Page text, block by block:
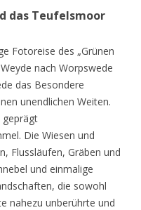
das Teufelsmoor
Fotoreise des „Grünen
nach Worpswede
das Besondere
unendlichen Weiten.
geprägt
Die Wiesen und
Flussläufen, Gräben und
und einmalige
die sowohl
nahezu unberührte und